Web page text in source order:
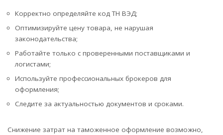
Корректно определяйте код ТН ВЭД;
Оптимизируйте цену товара, не нарушая
законодательства;
Работайте только с проверенными поставщиками и
логистами;
Используйте профессиональных брокеров для
оформления;
Следите за актуальностью документов и сроками.
Снижение затрат на таможенное оформление возможно,